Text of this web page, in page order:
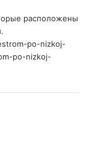
расположены
po-nizkoj-
po-nizkoj-